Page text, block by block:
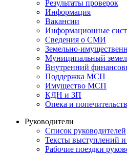
Результаты проверок
Информация
Вакансии
Информационные
Сведения о СМИ
Земельно-
Муниципальный
Внутренний
Поддержка МСП
Имущество МСП
КДН и ЗП
Опека и
Руководители
Список руководителей
Тексты выступлений и
Рабочие поездки